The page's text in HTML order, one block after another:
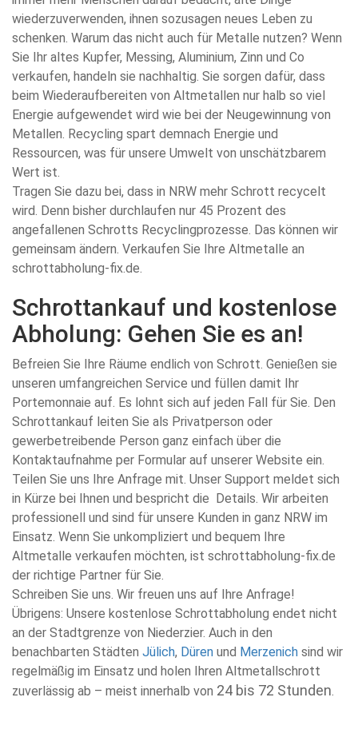
wiederzuverwenden, ihnen sozusagen neues Leben zu
schenken. Warum das nicht auch für Metalle nutzen? Wenn
Sie Ihr altes Kupfer, Messing, Aluminium, Zinn und Co
verkaufen, handeln sie nachhaltig. Sie sorgen dafür, dass
beim Wiederaufbereiten von Altmetallen nur halb so viel
Energie aufgewendet wird wie bei der Neugewinnung von
Metallen. Recycling spart demnach Energie und
Ressourcen, was für unsere Umwelt von unschätzbarem
Wert ist.
Tragen Sie dazu bei, dass in NRW mehr Schrott recycelt
wird. Denn bisher durchlaufen nur 45 Prozent des
angefallenen Schrotts Recyclingprozesse. Das können wir
gemeinsam ändern. Verkaufen Sie Ihre Altmetalle an
schrottabholung-fix.de.
Schrottankauf und kostenlose
Abholung: Gehen Sie es an!
Befreien Sie Ihre Räume endlich von Schrott. Genießen sie
unseren umfangreichen Service und füllen damit Ihr
Portemonnaie auf. Es lohnt sich auf jeden Fall für Sie. Den
Schrottankauf leiten Sie als Privatperson oder
gewerbetreibende Person ganz einfach über die
Kontaktaufnahme per Formular auf unserer Website ein.
Teilen Sie uns Ihre Anfrage mit. Unser Support meldet sich
in Kürze bei Ihnen und bespricht die Details. Wir arbeiten
professionell und sind für unsere Kunden in ganz NRW im
Einsatz. Wenn Sie unkompliziert und bequem Ihre
Altmetalle verkaufen möchten, ist schrottabholung-fix.de
der richtige Partner für Sie.
Schreiben Sie uns. Wir freuen uns auf Ihre Anfrage!
Übrigens: Unsere kostenlose Schrottabholung endet nicht
an der Stadtgrenze von Niederzier. Auch in den
benachbarten Städten Jülich, Düren und Merzenich sind wir
regelmäßig im Einsatz und holen Ihren Altmetallschrott
zuverlässig ab – meist innerhalb von 24 bis 72 Stunden.